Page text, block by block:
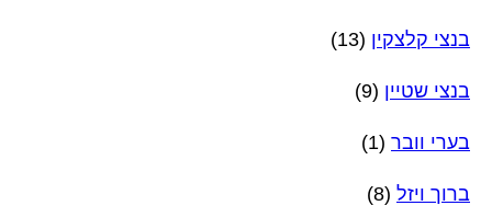
בנצי קלצקין (13)
בנצי שטיין (9)
בערי וובר (1)
ברוך ויזל (8)